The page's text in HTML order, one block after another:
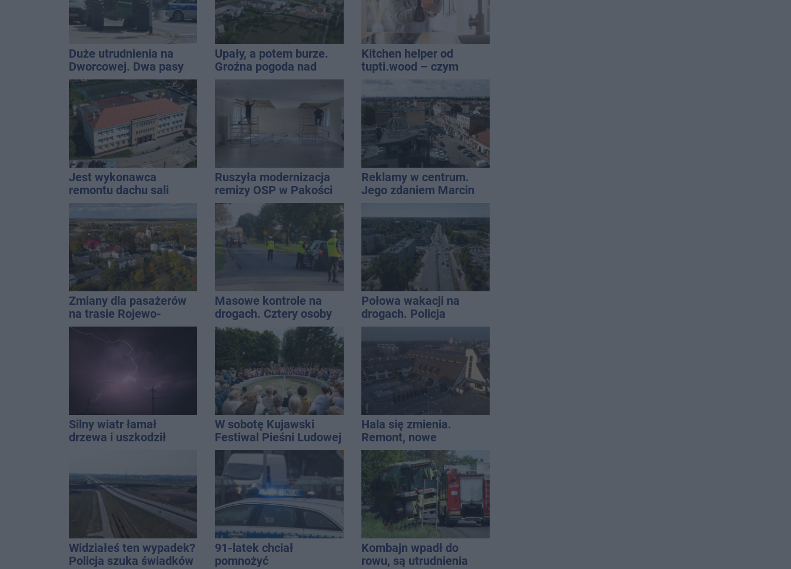
Duże utrudnienia na
Dworcowej. Dwa pasy
blokowała przyczepa od
ciągnika
Upały, a potem burze.
Groźna pogoda nad
naszym regionem
Kitchen helper od
tupti.wood – czym
wyróżnia się na tle
innych modeli?
Jest wykonawca
remontu dachu sali
gimastycznej
Ruszyła modernizacja
remizy OSP w Pakości
Reklamy w centrum.
Jego zdaniem Marcin
[akt.]
Zmiany dla pasażerów
na trasie Rojewo-
Inowrocław
Masowe kontrole na
drogach. Cztery osoby
prowadziły po alkoholu
Połowa wakacji na
drogach. Policja
podsumowała lipiec
Silny wiatr łamał
drzewa i uszkodził
W sobotę Kujawski
Festiwal Pieśni Ludowej
Hala się zmienia.
Remont, nowe
nagłośnienie, a przed
wejściem stanie
QEMETICA ARENA
Widziałeś ten wypadek?
Policja szuka świadków
91-latek chciał
pomnożyć
Kombajn wpadł do
rowu, są utrudnienia